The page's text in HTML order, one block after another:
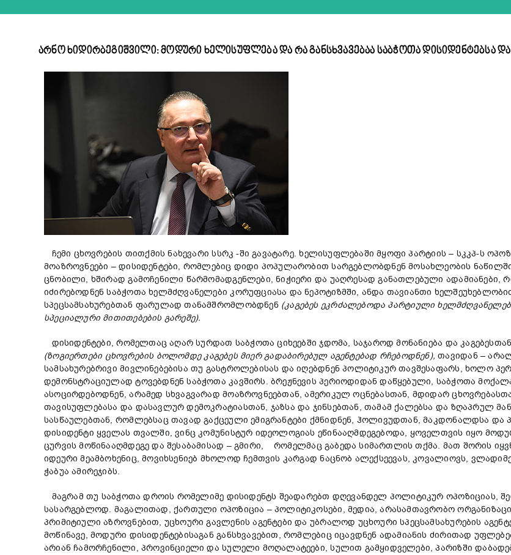
არნო ხიდირბეგიშვილი: მოდური ხელისუფლება და რა განსხვავებაა საბჭოთა დისიდენტებსა
ჩემი ცხოვრების თითქმის ნახევარი სსრკ -ში გავატარე. ხელისუფლებაში მყოფი პარტიის – სკკპ-ს
მოაზროვნეები – დისიდენტები, რომლებიც დიდი პოპულარობით სარგებლობდნენ მოსახლეობის
ცნობილი, ხშირად გამოჩენილი წარმომადგენლები, ნიჭიერი და უაღრესად განათლებული
იძირებოდნენ საბჭოთა ხელმძღვანელები კორუფციასა და ნეპოტიზმში, ანდა თავიანთი
სპეცსამსახურებთან ფარულად თანამშრომლობდნენ (კაგებეს ეკრძალებოდა პარტიული ხელმძღვანელ
სპეციალური მითითებების გარეშე).
დისიდენტები, რომელთაც აღარ სურდათ საბჭოთა ციხეებში ჯდომა, საჯაროდ მონანიება და
(ზოგიერთები ცხოვრების ბოლომდე კაგებეს მიერ გადაბირებულ აგენტებად რჩებოდნენ), თავიდან –
სამსახურებრივი მივლინებებისა თუ გასტროლებისას და იღებდნენ პოლიტიკურ თავშესაფარს, ხოლო
დემონსტრაციულად ტოვებდნენ საბჭოთა კავშირს. ბრეჟნევის პერიოდიდან დაწყებული, საბჭოთა
ასოცირდებოდნენ, არამედ სხვაგვარად მოაზროვნეებთან, ამერიკულ ოცნებასთან, მდიდარ
თავისუფლებასა და დასავლურ დემოკრატიასთან, ჯაზსა და ჯინსებთან, თამამ ქალებსა და ზღაპრულ
სასწაულებთან, რომლებსაც თავად გაქცეული ემიგრანტები ქმნიდნენ, ჰოლივუდთან, მაკდონალდსა და
დისიდენტი ყველას თვალში, ვინც კომუნისტურ იდეოლოგიას ეწინააღმდეგებოდა, ყოველთვის იყო
ცურვის მოწინააღმდეგე და შესაბამისად – გმირი, რომელმაც გაბედა სიმართლის თქმა. მათ შორის
იდეური მეამბოხენიც, მოვიხსენიებ მხოლოდ ჩემთვის კარგად ნაცნობ ალექსეევას, კოვალიოვს,
ჭაბუა ამირეჯიბს.
მაგრამ თუ საბჭოთა დროის რომელიმე დისიდენტს შეადარებთ დღევანდელ პოლიტიკურ ოპოზიციას,
სასარგებლოდ. მაგალითად, ქართული ოპოზიცია – პოლიტიკოსები, მედია, არასამთავრობო
პრიმიტიული აზროვნებით, უცხოური გავლენის აგენტები და უბრალოდ უცხოური სპეცსამსახურების
მოწინავე, მოდური დისიდენტებისაგან განსხვავებით, რომლებიც იცავდნენ ადამიანის ძირითად
არიან ჩამორჩენილი, პროვინციელი და სულელი მოღალატეები, სულით გამყიდველები, პარიზში